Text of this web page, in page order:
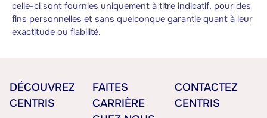
celle-ci sont fournies uniquement à titre indicatif, pour des
fins personnelles et sans quelconque garantie quant à leur
exactitude ou fiabilité.
DÉCOUVREZ
CENTRIS
FAITES
CARRIÈRE
CONTACTEZ
CENTRIS